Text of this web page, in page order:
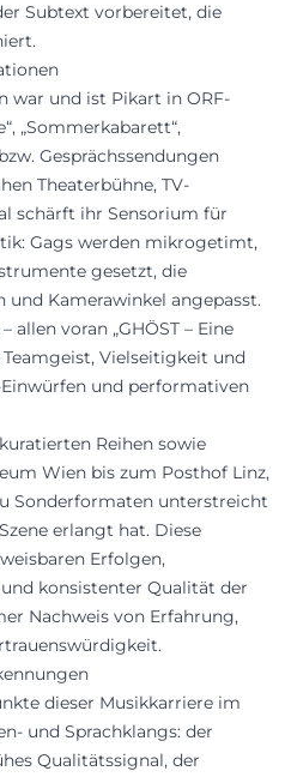
Subtext vorbereitet, die
war und ist Pikart in ORF-
„Sommerkabarett“,
Gesprächssendungen
Theaterbühne, TV-
schärft ihr Sensorium für
Gags werden mikrogetimt,
gesetzt, die
Kamerawinkel angepasst.
allen voran „GHÖST – Eine
Vielseitigkeit und
und performativen
Reihen sowie
Wien bis zum Posthof Linz,
Sonderformaten unterstreicht
erlangt hat. Diese
Erfolgen,
konsistenter Qualität der
Nachweis von Erfahrung,
dieser Musikkarriere im
und Sprachklangs: der
Qualitätssignal, der